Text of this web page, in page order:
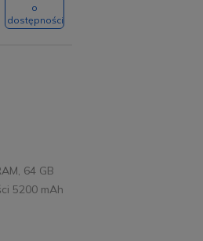
o
dostępności
64 GB
5200 mAh